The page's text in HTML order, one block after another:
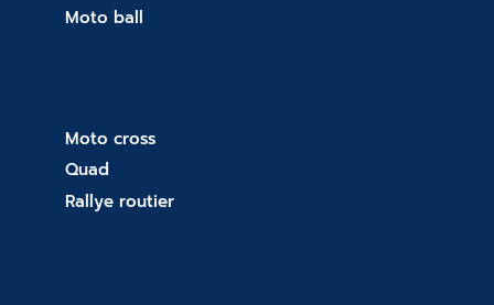
Moto ball
Moto cross
Quad
Rallye routier